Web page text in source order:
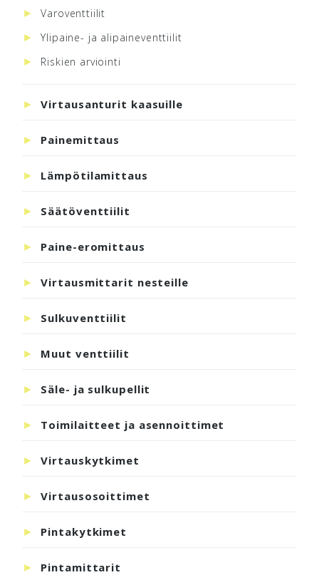
Varoventtiilit
Ylipaine- ja alipaineventtiilit
Riskien arviointi
Virtausanturit kaasuille
Painemittaus
Lämpötilamittaus
Säätöventtiilit
Paine-eromittaus
Virtausmittarit nesteille
Sulkuventtiilit
Muut venttiilit
Säle- ja sulkupellit
Toimilaitteet ja asennoittimet
Virtauskytkimet
Virtausosoittimet
Pintakytkimet
Pintamittarit